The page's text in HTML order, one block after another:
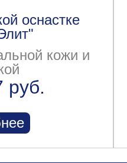
оснастке
кожи и
руб.